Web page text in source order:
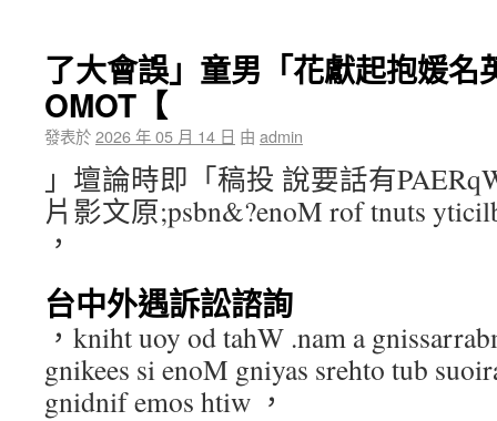
了大會誤」童男「花獻起抱媛名
OMOT【
發表於2026 年 05 月 14 日 由 admin
」壇論時即「稿投 說要話有
片影文原;psbn&?enoM rof tnuts
，
台中外遇訴訟諮詢
，kniht uoy od tahW .nam a
gnikees si enoM gniyas srehto tub
gnidnif emos htiw ，